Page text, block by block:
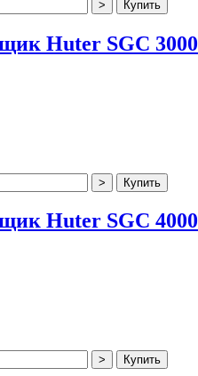
Huter SGC 3000
Huter SGC 4000